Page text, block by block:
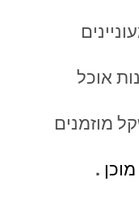
אוכל
מוזמנים
.